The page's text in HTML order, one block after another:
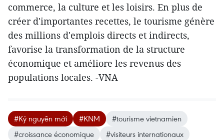
commerce, la culture et les loisirs. En plus de
créer d'importantes recettes, le tourisme génère
des millions d'emplois directs et indirects,
favorise la transformation de la structure
économique et améliore les revenus des
populations locales. -VNA
#Kỷ nguyên mới #KNM
#tourisme vietnamien
#croissance économique
#visiteurs internationaux